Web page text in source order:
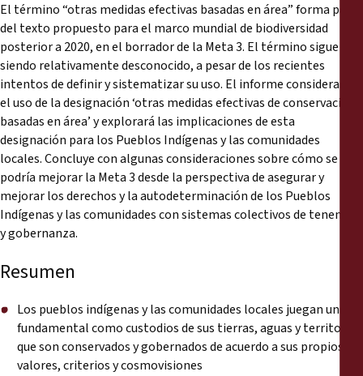
Legal Submissions
Declarations
Annual Reports
El término “otras medidas efectivas basadas en área” forma parte
del texto propuesto para el marco mundial de biodiversidad
posterior a 2020, en el borrador de la Meta 3. El término sigue
siendo relativamente desconocido, a pesar de los recientes
intentos de definir y sistematizar su uso. El informe considerará
el uso de la designación ‘otras medidas efectivas de conservación
basadas en área’ y explorará las implicaciones de esta
designación para los Pueblos Indígenas y las comunidades
locales. Concluye con algunas consideraciones sobre cómo se
podría mejorar la Meta 3 desde la perspectiva de asegurar y
mejorar los derechos y la autodeterminación de los Pueblos
Indígenas y las comunidades con sistemas colectivos de tenencia
y gobernanza.
Resumen
Los pueblos indígenas y las comunidades locales juegan un rol
fundamental como custodios de sus tierras, aguas y territorios
que son conservados y gobernados de acuerdo a sus propios
valores, criterios y cosmovisiones